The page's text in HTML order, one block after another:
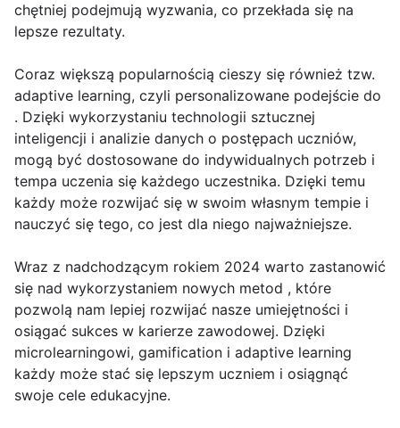
chętniej podejmują wyzwania, co przekłada się na
lepsze rezultaty.
Coraz większą popularnością cieszy się również tzw.
adaptive learning, czyli personalizowane podejście do
. Dzięki wykorzystaniu technologii sztucznej
inteligencji i analizie danych o postępach uczniów,
mogą być dostosowane do indywidualnych potrzeb i
tempa uczenia się każdego uczestnika. Dzięki temu
każdy może rozwijać się w swoim własnym tempie i
nauczyć się tego, co jest dla niego najważniejsze.
Wraz z nadchodzącym rokiem 2024 warto zastanowić
się nad wykorzystaniem nowych metod , które
pozwolą nam lepiej rozwijać nasze umiejętności i
osiągać sukces w karierze zawodowej. Dzięki
microlearningowi, gamification i adaptive learning
każdy może stać się lepszym uczniem i osiągnąć
swoje cele edukacyjne.